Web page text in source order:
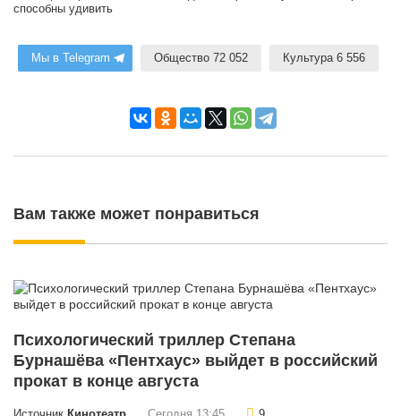
способны удивить
Мы в Telegram Общество 72 052 Культура 6 556
Вам также может понравиться
Психологический триллер Степана
Бурнашёва «Пентхаус» выйдет в российский
прокат в конце августа